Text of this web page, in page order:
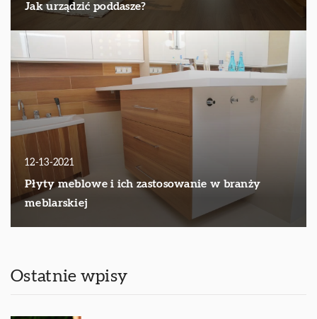
Jak urządzić poddasze?
12-13-2021
Płyty meblowe i ich zastosowanie w branży
meblarskiej
Ostatnie wpisy